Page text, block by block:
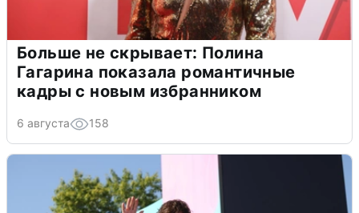
Больше не скрывает: Полина
Гагарина показала романтичные
кадры с новым избранником
6 августа 158